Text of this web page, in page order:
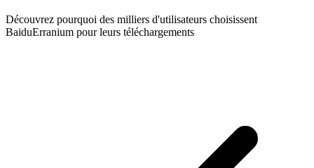
Découvrez pourquoi des milliers d'utilisateurs choisissent
BaiduErranium pour leurs téléchargements